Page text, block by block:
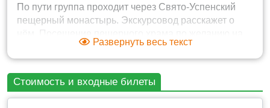
По пути группа проходит через Свято-Успенский
пещерный монастырь. Экскурсовод расскажет о
обратном пути. Можно набрать воды в
монастырском источнике. Всё займёт 3,5 часа
(Чуфут-Кале + монастырь).
Время на обед в колоритном восточном кафе 30-60
Развернуть весь текст
Стоимость и входные билеты